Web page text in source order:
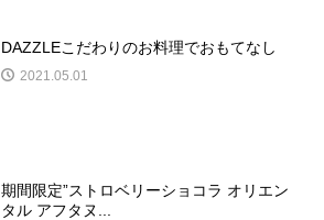
DAZZLEこだわりのお料理でおもてなし
2021.05.01
期間限定”ストロベリーショコラ オリエン
タル アフタヌ...